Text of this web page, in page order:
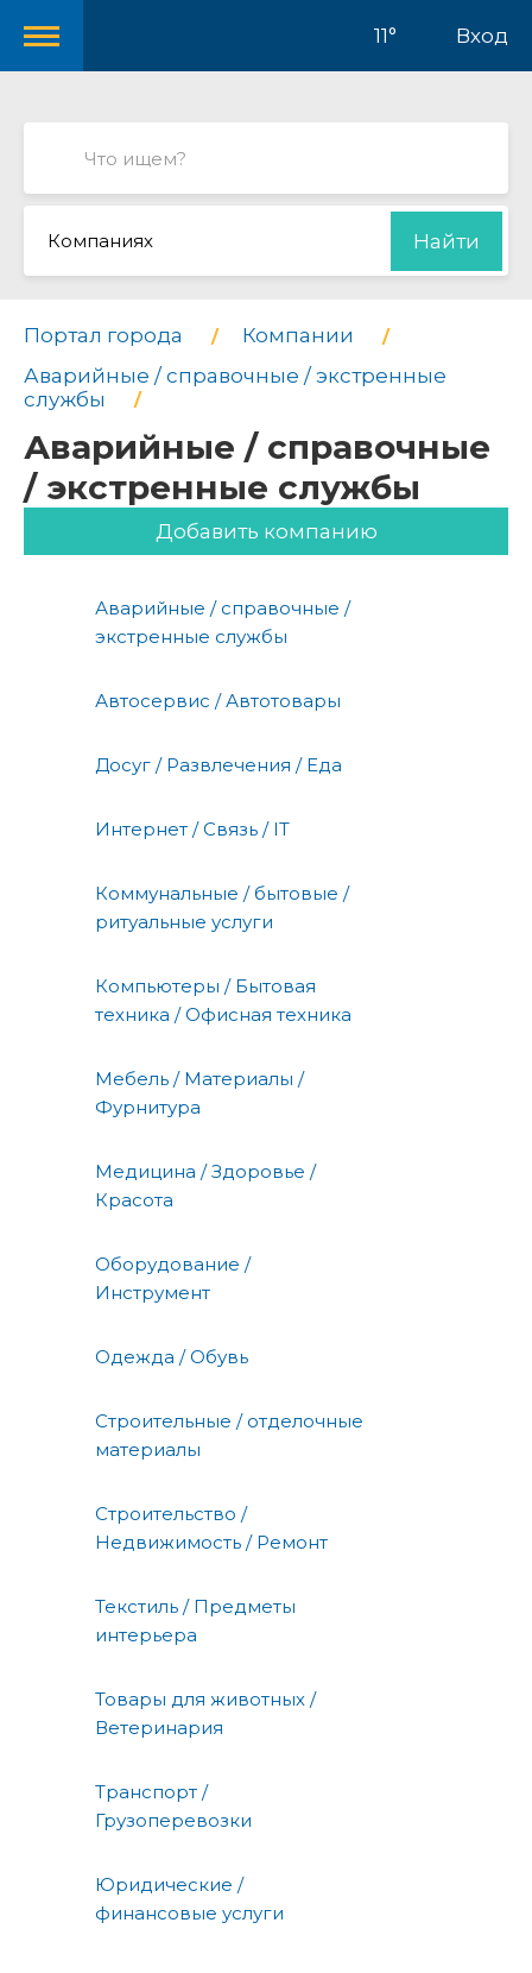
11° Вход
Компаниях Найти
Портал города
Компании
Аварийные / справочные / экстренные
службы
Аварийные / справочные
/ экстренные службы
Добавить компанию
Аварийные / справочные /
экстренные службы
Автосервис / Автотовары
Досуг / Развлечения / Еда
Интернет / Связь / IT
Коммунальные / бытовые /
ритуальные услуги
Компьютеры / Бытовая
техника / Офисная техника
Мебель / Материалы /
Фурнитура
Медицина / Здоровье /
Красота
Оборудование /
Инструмент
Одежда / Обувь
Строительные / отделочные
материалы
Строительство /
Недвижимость / Ремонт
Текстиль / Предметы
интерьера
Товары для животных /
Ветеринария
Транспорт /
Грузоперевозки
Юридические /
финансовые услуги